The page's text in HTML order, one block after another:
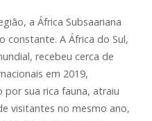
a África Subsaariana
A África do Sul,
recebeu cerca de
em 2019,
por sua rica fauna, atraiu
visitantes no mesmo ano,